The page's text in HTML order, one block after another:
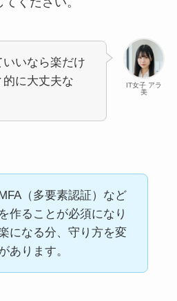
IT女子 アラ
美
いなら楽だけ
に大丈夫な
（多要素認証）など
作ることが必須になり
になる分、守り方を変
あります。